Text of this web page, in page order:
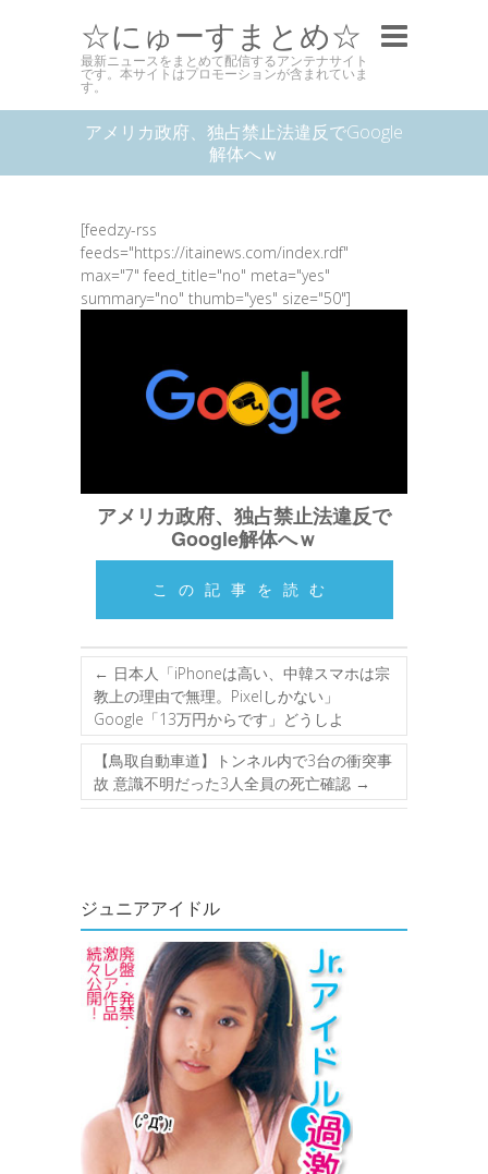
☆にゅーすまとめ☆
最新ニュースをまとめて配信するアンテナサイト
です。本サイトはプロモーションが含まれていま
す。
アメリカ政府、独占禁止法違反でGoogle
解体へｗ
[feedzy-rss
feeds="https://itainews.com/index.rdf"
max="7" feed_title="no" meta="yes"
summary="no" thumb="yes" size="50"]
アメリカ政府、独占禁止法違反で
Google解体へｗ
この記事を読む
← 日本人「iPhoneは高い、中韓スマホは宗
教上の理由で無理。Pixelしかない」
Google「13万円からです」どうしよ
【鳥取自動車道】トンネル内で3台の衝突事
故 意識不明だった3人全員の死亡確認 →
ジュニアアイドル